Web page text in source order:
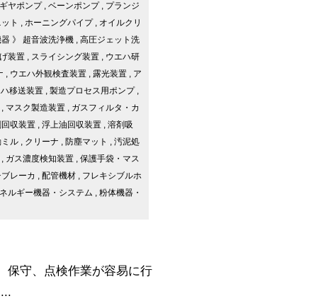
ギヤポンプ, ベーンポンプ, プランジ
ト ホーニングパイプ, オイルクリ
》 超音波洗浄機
高圧ジェット洗
装置 スライシング装置
ウエハ研
ウエハ外観検査装置 露光装置
ア
移送装置 製造プロセス用ポンプ,
マスク製造装置
ガスフィルタ・カ
収装置 浮上油回収装置
溶剤吸
ル クリーナ 防塵マット
汚泥処
ガス濃度検知装置
保護手袋・マス
レーカ 配管機材
フレキシブルホ
ルギー機器・システム
粉体機器・
保守、点検作業が容易に行